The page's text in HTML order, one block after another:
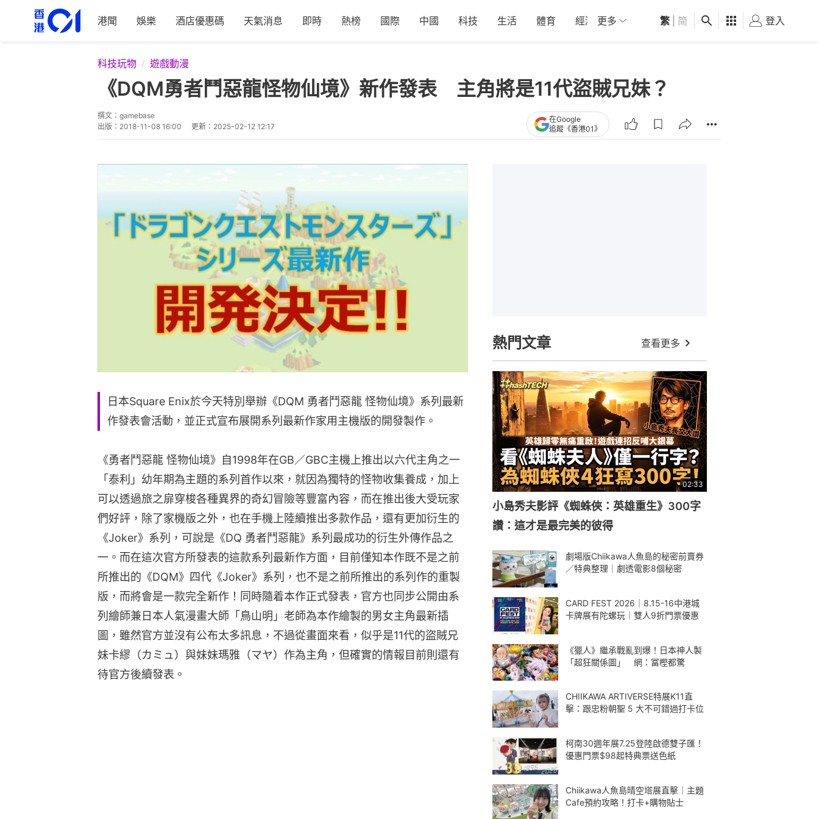
港聞 娛樂 酒店優惠碼 天氣消息 即時 熱榜 國際 中國 科技 生活 體育 經濟 01深圳 觀點 健康 好食玩飛
更多 繁 简 登入
科技玩物 遊戲動漫
《DQM勇者鬥惡龍怪物仙境》新作發表 主角將是11代盜賊兄妹？
撰文： gamebase
出版： 2018-11-08 16:00 更新： 2025-02-12 12:17
在Google
追蹤《香港01》
日本Square Enix於今天特別舉辦《DQM 勇者鬥惡龍 怪物仙境》系列最新
作發表會活動，並正式宣布展開系列最新作家用主機版的開發製作。
《勇者鬥惡龍 怪物仙境》自1998年在GB／GBC主機上推出以六代主角之一
「泰利」幼年期為主題的系列首作以來，就因為獨特的怪物收集養成，加上
可以透過旅之扉穿梭各種異界的奇幻冒險等豐富內容，而在推出後大受玩家
們好評，除了家機版之外，也在手機上陸續推出多款作品，還有更加衍生的
《Joker》系列，可說是《DQ 勇者鬥惡龍》系列最成功的衍生外傳作品之
一。而在這次官方所發表的這款系列最新作方面，目前僅知本作既不是之前
所推出的《DQM》四代《Joker》系列，也不是之前所推出的系列作的重製
版，而將會是一款完全新作！同時隨着本作正式發表，官方也同步公開由系
列繪師兼日本人氣漫畫大師「鳥山明」老師為本作繪製的男女主角最新插
圖，雖然官方並沒有公布太多訊息，不過從畫面來看，似乎是11代的盜賊兄
妹卡繆（カミュ）與妹妹瑪雅（マヤ）作為主角，但確實的情報目前則還有
待官方後續發表。
熱門文章 查看更多
02:33
小島秀夫影評《蜘蛛俠：英雄重生》300字
讚：這才是最完美的彼得
劇場版Chiikawa人魚島的秘密前賣券
／特典整理｜劇透電影8個秘密
CARD FEST 2026｜8.15-16中港城
卡牌展有陀螺玩｜雙人9折門票優惠
《獵人》繼承戰亂到爆！日本神人製
「超狂關係圖」 網：冨樫都驚
CHIIKAWA ARTIVERSE特展K11直
擊：跟忠粉朝聖 5 大不可錯過打卡位
柯南30週年展7.25登陸啟德雙子匯！
優惠門票$98起特典票送色紙
Chiikawa人魚島晴空塔展直擊｜主題
Cafe預約攻略！打卡+購物貼士